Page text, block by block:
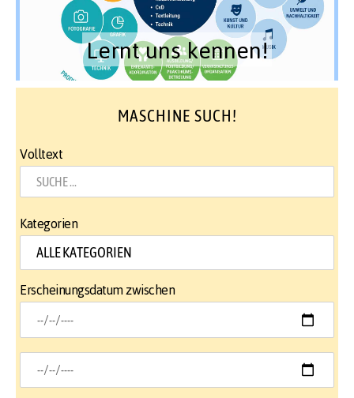
Lernt uns kennen!
MASCHINE SUCH!
Volltext
Kategorien
Erscheinungsdatum zwischen